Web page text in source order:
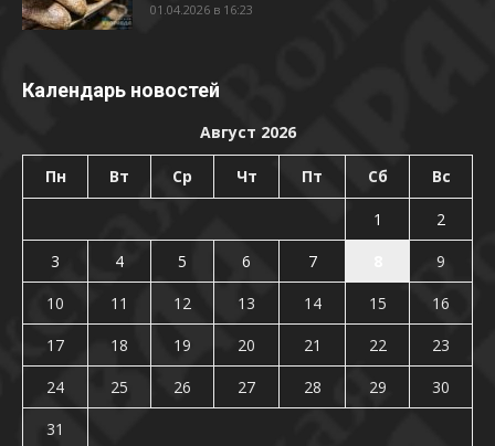
01.04.2026 в 16:23
Календарь новостей
Август 2026
Пн Вт Ср Чт Пт Сб Вс
1
2
3
4 5 6 7
9
10
11 12 13 14 15
16
17
18 19 20 21 22
23
24
25 26 27 28 29
30
31